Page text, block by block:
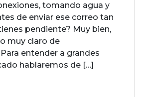
tomando agua y
de enviar ese correo tan
pendiente? Muy bien,
muy claro de
entender a grandes
hablaremos de […]